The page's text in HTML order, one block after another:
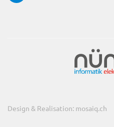
Design & Realisation: mosaiq.ch